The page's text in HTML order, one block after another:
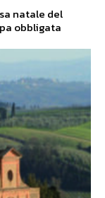
natale del